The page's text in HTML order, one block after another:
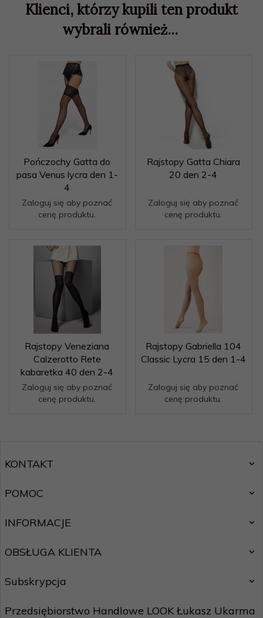
Klienci, którzy kupili ten produkt
wybrali również...
Pończochy Gatta do
pasa Venus lycra den 1-
4
Zaloguj się aby poznać
cenę produktu.
Rajstopy Gatta Chiara
20 den 2-4
Zaloguj się aby poznać
cenę produktu.
Rajstopy Veneziana
Calzerotto Rete
kabaretka 40 den 2-4
Zaloguj się aby poznać
cenę produktu.
Rajstopy Gabriella 104
Classic Lycra 15 den 1-4
Zaloguj się aby poznać
cenę produktu.
KONTAKT
POMOC
INFORMACJE
OBSŁUGA KLIENTA
Subskrypcja
Przedsiębiorstwo Handlowe LOOK Łukasz Ukarma